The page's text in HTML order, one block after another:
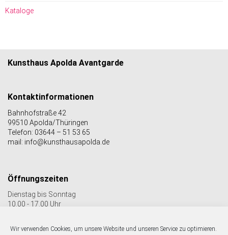
Wir verwenden Cookies, um unsere Website und unseren Service zu optimieren.
Kataloge
Kunsthaus Apolda Avantgarde
Kontaktinformationen
Bahnhofstraße 42
99510 Apolda/Thüringen
Telefon: 03644 – 51 53 65
mail: info@kunsthausapolda.de
Öffnungszeiten
Dienstag bis Sonntag
10.00 - 17.00 Uhr